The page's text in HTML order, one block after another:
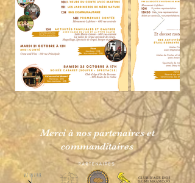
Merci à nos partenaires et
commanditaires